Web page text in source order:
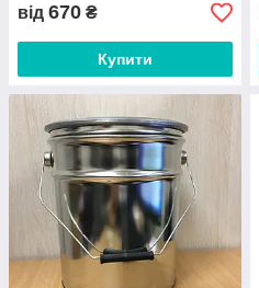
від 670 ₴
Купити